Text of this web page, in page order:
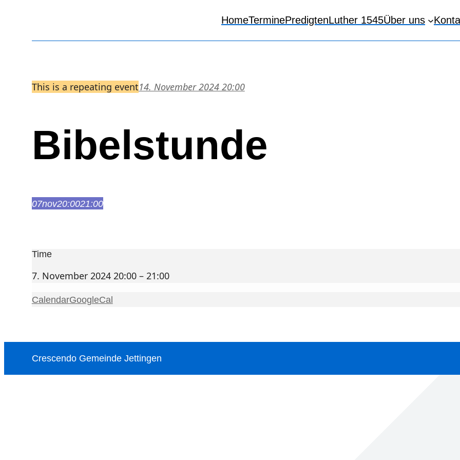
HomeTerminePredigtenLuther 1545Über uns
This is a repeating event14. November 2024 20:00
Bibelstunde
07nov20:0021:00
Time
7. November 2024 20:00 – 21:00
CalendarGoogleCal
Crescendo Gemeinde Jettingen